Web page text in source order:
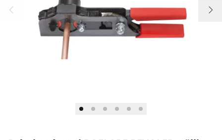
Prihlásiť sa
Výber krajiny
Spoločnosť a kariéra